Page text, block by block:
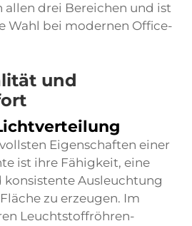
allen drei Bereichen und ist
Wahl bei modernen Office-
und
Eigenschaften einer
ist ihre Fähigkeit, eine
Ausleuchtung
zu erzeugen. Im
Leuchtstoffröhren-